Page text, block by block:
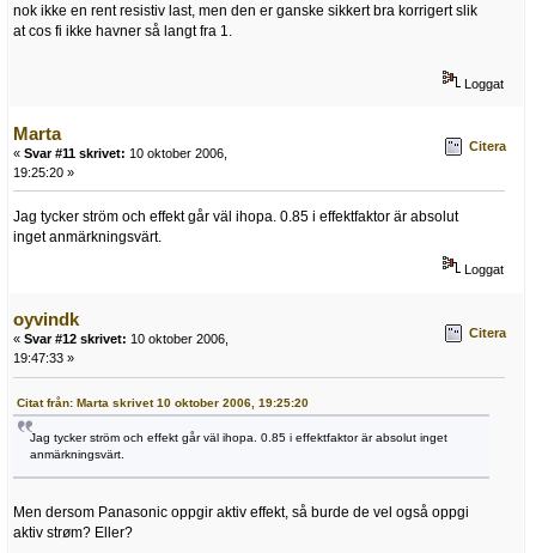
nok ikke en rent resistiv last, men den er ganske sikkert bra korrigert slik
at cos fi ikke havner så langt fra 1.
Loggat
Marta
« Svar #11 skrivet: 10 oktober 2006,
19:25:20 »
Citera
Jag tycker ström och effekt går väl ihopa. 0.85 i effektfaktor är absolut
inget anmärkningsvärt.
Loggat
oyvindk
« Svar #12 skrivet: 10 oktober 2006,
19:47:33 »
Citera
Citat från: Marta skrivet 10 oktober 2006, 19:25:20
Jag tycker ström och effekt går väl ihopa. 0.85 i effektfaktor är absolut inget
anmärkningsvärt.
Men dersom Panasonic oppgir aktiv effekt, så burde de vel også oppgi
aktiv strøm? Eller?